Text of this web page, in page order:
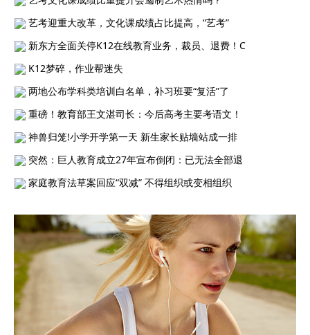
艺考迎重大改革，文化课成绩占比提高，“艺考”
新东方全面关停K12在线教育业务，裁员、退费！C
K12梦碎，作业帮迷失
两地公布学科类培训白名单，补习班要“复活”了
重磅！教育部王文湛司长：今后高考主要考语文！
神兽归笼!小学开学第一天 新生家长贴墙站成一排
突然：巨人教育成立27年宣布倒闭：已无法全部退
家庭教育法草案回应“双减” 不得组织或变相组织